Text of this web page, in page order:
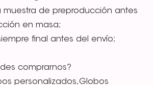
muestra de preproducción antes
en masa;
final antes del envío;
comprarnos?
personalizados,Globos